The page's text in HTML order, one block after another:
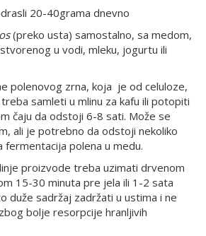
20-40grama dnevno
(preko usta) samostalno, sa medom,
u vodi, mleku, jogurtu ili
polenovog zrna, koja je od celuloze,
samleti u mlinu za kafu ili potopiti
čaju da odstoji 6-8 sati. Može se
ali je potrebno da odstoji nekoliko
fermentacija polena u medu.
proizvode treba uzimati drvenom
15-30 minuta pre jela ili 1-2 sata
duže sadržaj zadržati u ustima i ne
bolje resorpcije hranljivih